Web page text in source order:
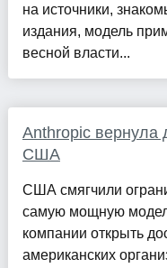
на источники,
издания, модель
весной власти...
Anthropic вернула
США
США смягчили
самую мощную
компании открыть
американских